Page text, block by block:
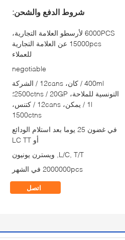
شروط الدفع والشحن:
6000PCS لأرسطو العلامة التجارية،
15000pcs عن العلامة التجارية
للعملاء
negotiable
400ml / كان، 12cans / الشركة
التونسية للملاحة، 2500ctns / 20GP؛
1l / يمكن، 12cans / كتنس،
1500ctns
في غضون 25 يوما بعد استلام الودائع
أو LC TT
L/C, T/T, ويسترن يونيون
2000000pcs في الشهر
اتصل